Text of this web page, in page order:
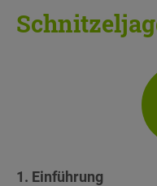
1. Einführung